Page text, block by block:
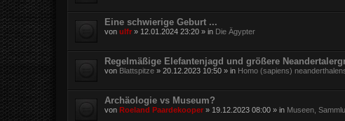
Eine schwierige Geburt ...
von ulfr » 12.01.2024 23:20 » in Die Ägypter
Regelmäßige Elefantenjagd und größere
von Blattspitze » 20.12.2023 10:50 » in Homo (sapiens)
Archäologie vs Museum?
von Roeland Paardekooper » 19.12.2023 08:00 » in Museen,